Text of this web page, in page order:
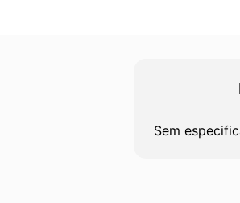
Sem